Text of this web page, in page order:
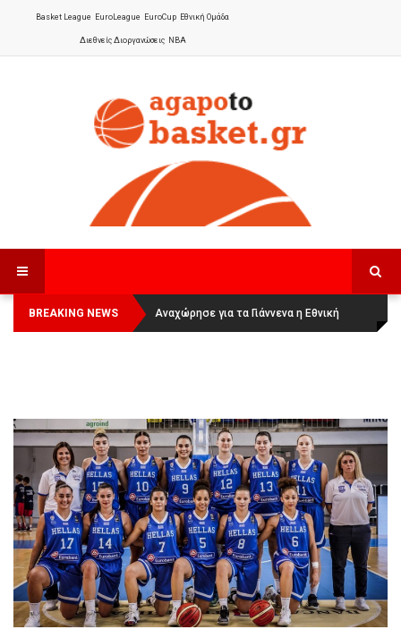
Basket League EuroLeague EuroCup Εθνική Ομάδα
Διεθνείς Διοργανώσεις NBA
BREAKING NEWS
Οι Πάνθηρες Καβάλας στην Women
Basketball League 1
Αναχώρησε για τα Γιάννενα η Εθνική
Γυναικών: